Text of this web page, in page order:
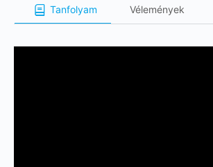
Tanfolyam Vélemények